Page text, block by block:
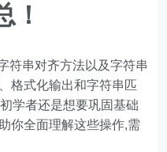
！
符串对齐方法以及字符串
格式化输出和字符串匹
学者还是想要巩固基础
你全面理解这些操作,需